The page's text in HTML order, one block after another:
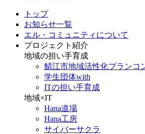
トップ
お知らせ一覧
エル・コミュニティについて
プロジェクト紹介
地域の担い手育成
鯖江市地域活性化プランコ
学生団体with
ITの担い手育成
地域×IT
Hana道場
Hana工房
サイバーサクラ